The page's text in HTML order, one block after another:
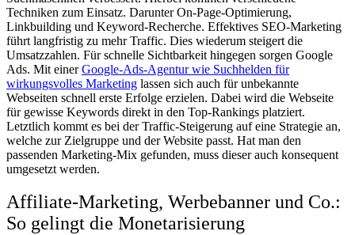
Techniken zum Einsatz. Darunter On-Page-Optimierung,
Linkbuilding und Keyword-Recherche. Effektives SEO-Marketing
führt langfristig zu mehr Traffic. Dies wiederum steigert die
Umsatzzahlen. Für schnelle Sichtbarkeit hingegen sorgen Google
Ads. Mit einerGoogle-Ads-Agentur wie Suchhelden für
wirkungsvolles Marketing lassen sich auch für unbekannte
Webseiten schnell erste Erfolge erzielen. Dabei wird die Webseite
für gewisse Keywords direkt in den Top-Rankings platziert.
Letztlich kommt es bei der Traffic-Steigerung auf eine Strategie an,
welche zur Zielgruppe und der Website passt. Hat man den
passenden Marketing-Mix gefunden, muss dieser auch konsequent
umgesetzt werden.
Affiliate-Marketing, Werbebanner und Co.:
So gelingt die Monetarisierung